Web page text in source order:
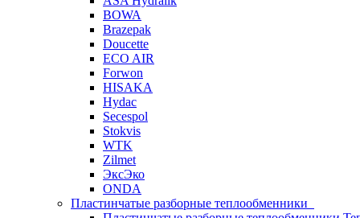
BOWA
Brazepak
Doucette
ECO AIR
Forwon
HISAKA
Hydac
Secespol
Stokvis
WTK
Zilmet
ЭксЭко
ONDA
Пластинчатые разборные теплообменники